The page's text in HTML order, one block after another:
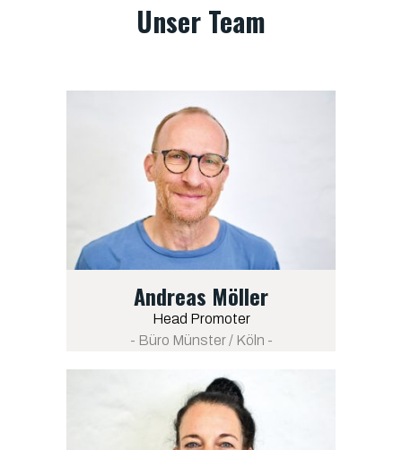
Unser Team
Andreas Möller
Head Promoter
- Büro Münster / Köln -